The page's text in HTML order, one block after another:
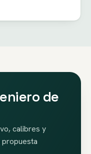
de
calibres y
propuesta